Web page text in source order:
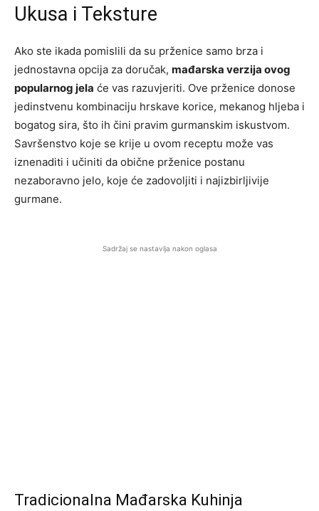
Ukusa i Teksture
Ako ste ikada pomislili da su prženice samo brza i
jednostavna opcija za doručak, mađarska verzija ovog
popularnog jela će vas razuvjeriti. Ove prženice donose
jedinstvenu kombinaciju hrskave korice, mekanog hljeba i
bogatog sira, što ih čini pravim gurmanskim iskustvom.
Savršenstvo koje se krije u ovom receptu može vas
iznenaditi i učiniti da obične prženice postanu
nezaboravno jelo, koje će zadovoljiti i najizbirljivije
gurmane.
Sadržaj se nastavlja nakon oglasa
Tradicionalna Mađarska Kuhinja